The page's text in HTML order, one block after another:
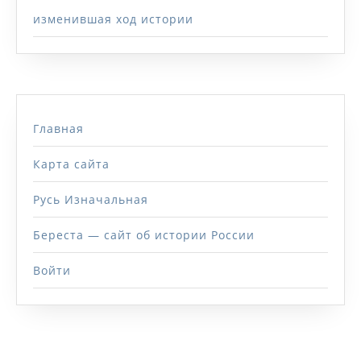
изменившая ход истории
Главная
Карта сайта
Русь Изначальная
Береста — сайт об истории России
Войти